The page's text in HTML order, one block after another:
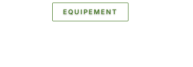
EQUIPEMENT